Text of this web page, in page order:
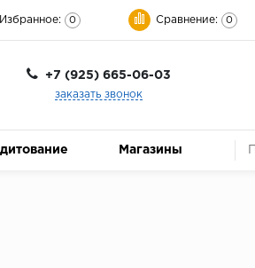
Избранное: 0 Сравнение: 0
+7 (925) 665-06-03
заказать звонок
Магазины